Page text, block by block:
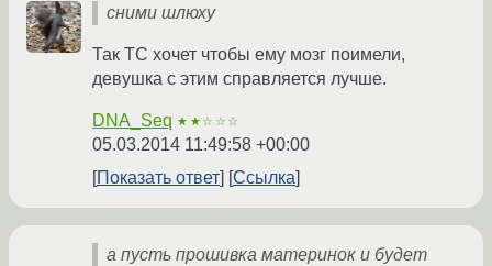
сними шлюху
Так ТС хочет чтобы ему мозг поимели,
девушка с этим справляется лучше.
DNA_Seq ★★☆☆☆
05.03.2014 11:49:58 +00:00
Показать ответ
Ссылка
а пусть прошивка материнок и будет